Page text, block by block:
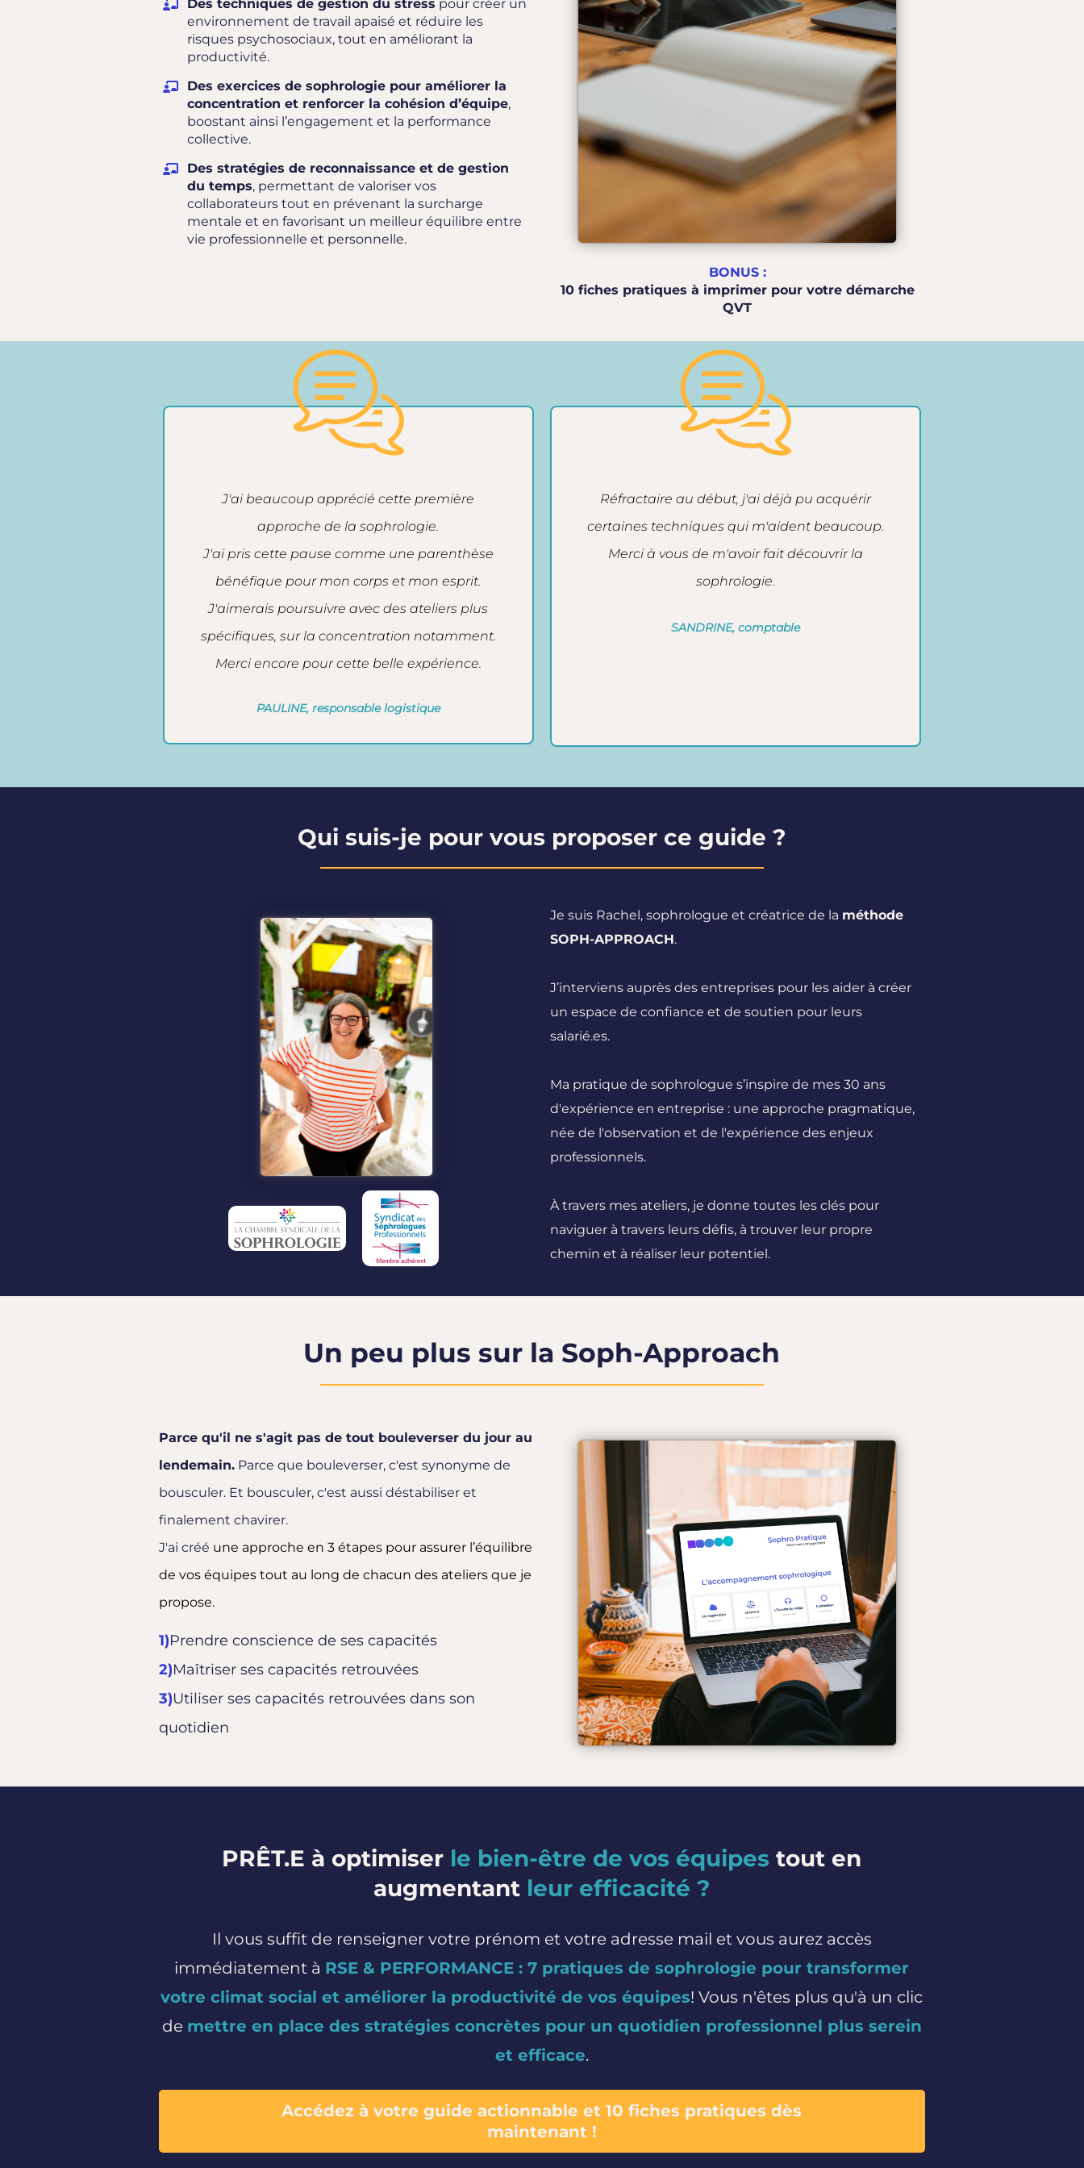
Des techniques de gestion du stress pour créer un
environnement de travail apaisé et réduire les
risques psychosociaux, tout en améliorant la
productivité.
Des exercices de sophrologie pour améliorer la
concentration et renforcer la cohésion d’équipe,
boostant ainsi l’engagement et la performance
collective.
Des stratégies de reconnaissance et de gestion
du temps, permettant de valoriser vos
collaborateurs tout en prévenant la surcharge
mentale et en favorisant un meilleur équilibre entre
vie professionnelle et personnelle.
BONUS :
10 fiches pratiques à imprimer pour votre démarche
QVT
J'ai beaucoup apprécié cette première
approche de la sophrologie.
J'ai pris cette pause comme une parenthèse
bénéfique pour mon corps et mon esprit.
J'aimerais poursuivre avec des ateliers plus
spécifiques, sur la concentration notamment.
Merci encore pour cette belle expérience.
PAULINE, responsable logistique
Réfractaire au début, j'ai déjà pu acquérir
certaines techniques qui m'aident beaucoup.
Merci à vous de m'avoir fait découvrir la
sophrologie.
SANDRINE, comptable
Qui suis-je pour vous proposer ce guide ?
Je suis Rachel, sophrologue et créatrice de la méthode
SOPH-APPROACH.
J’interviens auprès des entreprises pour les aider à créer
un espace de confiance et de soutien pour leurs
salarié.es.
Ma pratique de sophrologue s’inspire de mes 30 ans
d'expérience en entreprise : une approche pragmatique,
née de l'observation et de l'expérience des enjeux
professionnels.
À travers mes ateliers, je donne toutes les clés pour
naviguer à travers leurs défis, à trouver leur propre
chemin et à réaliser leur potentiel.
Un peu plus sur la Soph-Approach
Parce qu'il ne s'agit pas de tout bouleverser du jour au
lendemain. Parce que bouleverser, c'est synonyme de
bousculer. Et bousculer, c'est aussi déstabiliser et
finalement chavirer.
J'ai créé une approche en 3 étapes pour assurer l’équilibre
de vos équipes tout au long de chacun des ateliers que je
propose.
1)Prendre conscience de ses capacités
2)Maîtriser ses capacités retrouvées
3)Utiliser ses capacités retrouvées dans son
quotidien
PRÊT.E à optimiser le bien-être de vos équipestout en
augmentant leur efficacité ?
Il vous suffit de renseigner votre prénom et votre adresse mail et vous aurez accès
immédiatement à RSE & PERFORMANCE : 7 pratiques de sophrologie pour transformer
votre climat social et améliorer la productivité de vos équipes! Vous n'êtes plus qu'à un clic
de mettre en place des stratégies concrètes pour un quotidien professionnel plus serein
et efficace.
Accédez à votre guide actionnable et 10 fiches pratiques dès
maintenant !